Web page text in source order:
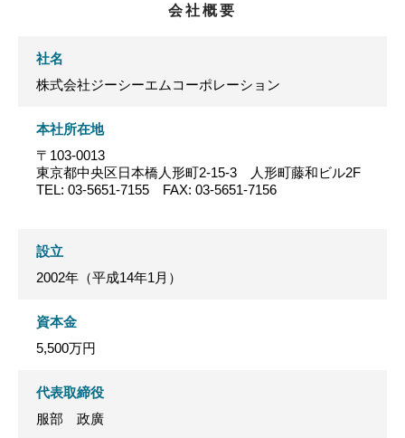
会社概要
社名
株式会社ジーシーエムコーポレーション
本社所在地
〒103-0013
東京都中央区日本橋人形町2-15-3 人形町藤和ビル2F
TEL: 03-5651-7155 FAX: 03-5651-7156
設立
2002年（平成14年1月）
資本金
5,500万円
代表取締役
服部 政廣